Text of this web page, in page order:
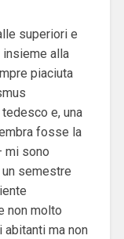
superiori e
insieme alla
piaciuta
e, una
fosse la
mi sono
semestre
non molto
ma non